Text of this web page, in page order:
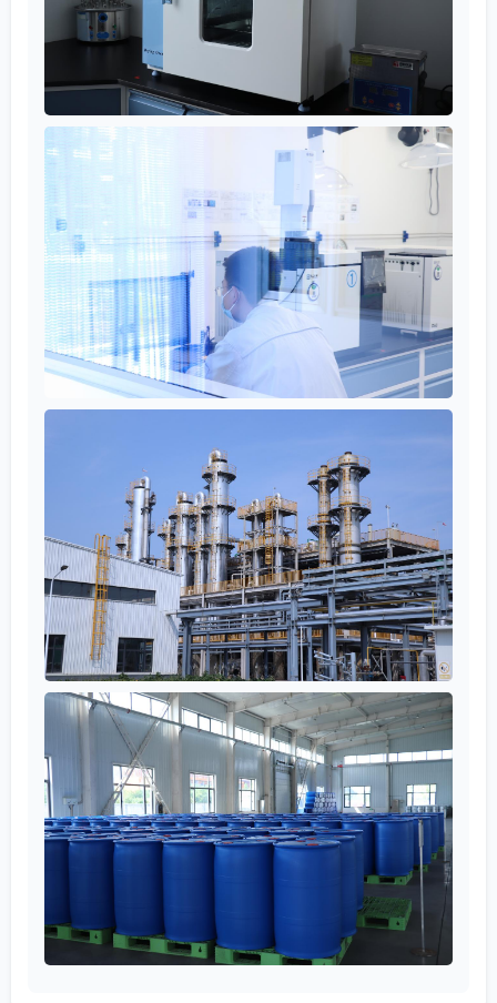
палочка, а скорее точный инструмент. Его
эффективность на 100% зависит от того, насколько
хорошо ты понимаешь всю систему: полимер,
наполнители, условия переработки и конечные
требования к изделию. Технические данные — это
карта, но ехать по местности приходится самому,
учитывая и погоду, и состояние дороги. Иногда
самый дорогой и современный агент проигрывает
более простому, но правильно подобранному и
внедрённому с учётом всех реалий производства.
Работа с компаниями, которые имеют широкую
рыночную сеть и разнообразный портфель
заказов, только подтверждает это. Они
сталкиваются с вызовами, которые заставляют
смотреть на вулканизацию не как на отдельную
технологического цикла. И в этом цикле агент —
ключевое, но не единственное звено. Его выбор,
дозировка, момент введения